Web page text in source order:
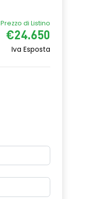
Prezzo di Listino
€24.650
Iva Esposta